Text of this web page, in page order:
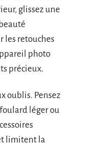
glissez une
les retouches
photo
précieux.
oublis. Pensez
léger ou
limitent la